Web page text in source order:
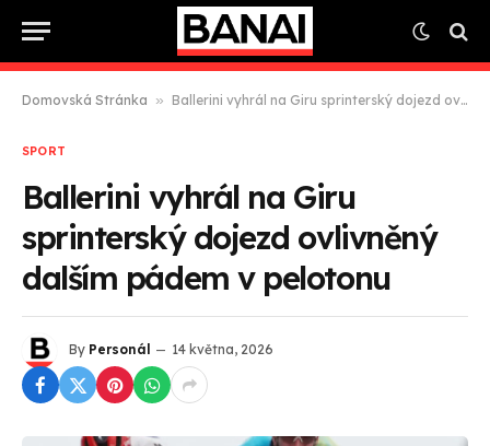
Domovská Stránka » Ballerini vyhrál na Giru sprinterský dojezd ovlivněný dalším pádem v pelotonu
SPORT
Ballerini vyhrál na Giru
sprinterský dojezd ovlivněný
dalším pádem v pelotonu
By Personál 14 května, 2026